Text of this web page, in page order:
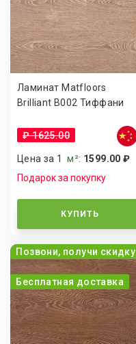
Ламинат Matfloors
Brilliant B002 Тиффани
₽ 1625.00
Цена за 1м²: 1599.00 ₽
Подарок за покупку
КУПИТЬ
Позвони, получи скидку
Бесплатная доставка